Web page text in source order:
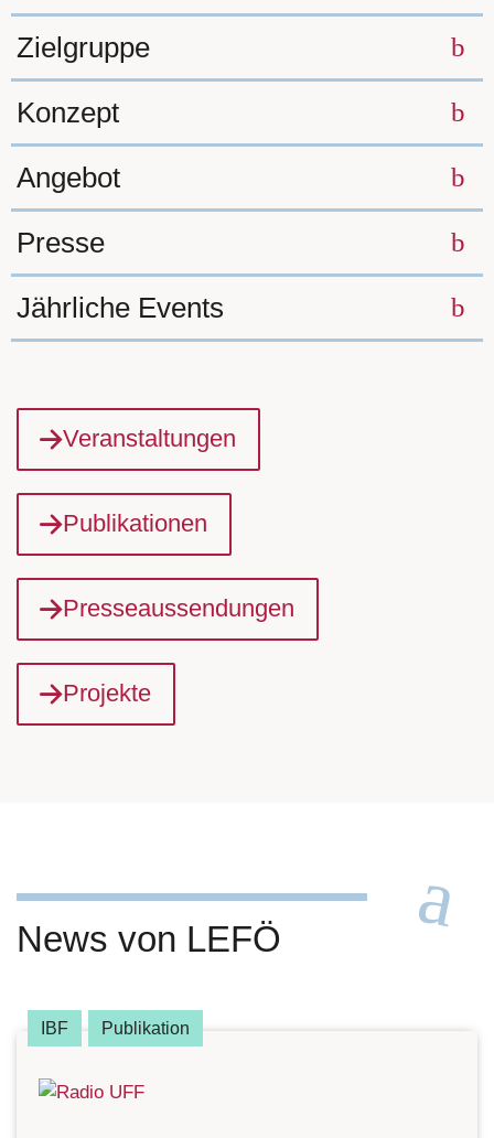
Zielgruppe
Konzept
Angebot
Presse
Jährliche Events
Veranstaltungen
Publikationen
Presseaussendungen
Projekte
News von LEFÖ
IBF Publikation